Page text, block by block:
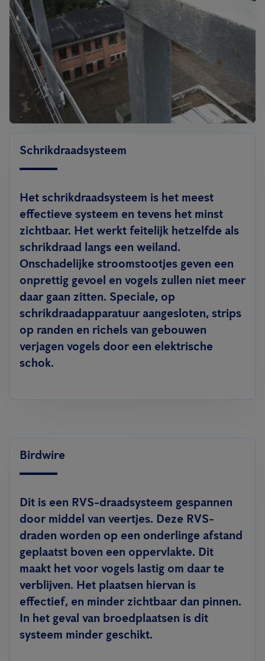
Schrikdraadsysteem
Het schrikdraadsysteem is het meest
effectieve systeem en tevens het minst
zichtbaar. Het werkt feitelijk hetzelfde als
schrikdraad langs een weiland.
Onschadelijke stroomstootjes geven een
onprettig gevoel en vogels zullen niet meer
daar gaan zitten. Speciale, op
schrikdraadapparatuur aangesloten, strips
op randen en richels van gebouwen
verjagen vogels door een elektrische
schok.
Birdwire
Dit is een RVS-draadsysteem gespannen
door middel van veertjes. Deze RVS-
draden worden op een onderlinge afstand
geplaatst boven een oppervlakte. Dit
maakt het voor vogels lastig om daar te
verblijven. Het plaatsen hiervan is
effectief, en minder zichtbaar dan pinnen.
In het geval van broedplaatsen is dit
systeem minder geschikt.